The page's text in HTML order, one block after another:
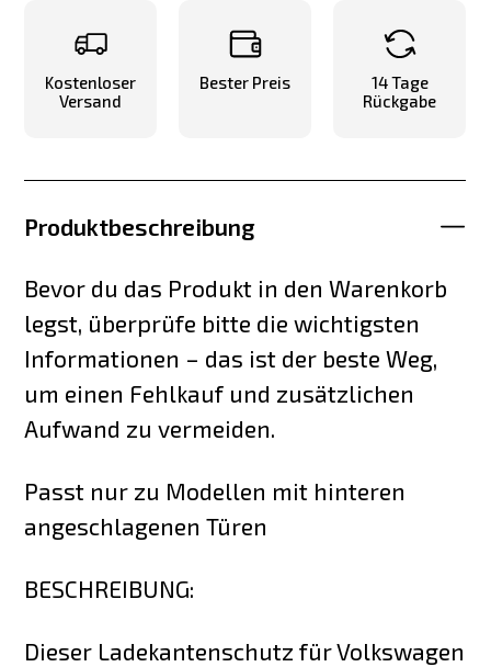
Kostenloser
Versand
Bester Preis
14 Tage
Rückgabe
Produktbeschreibung
Bevor du das Produkt in den Warenkorb
legst, überprüfe bitte die wichtigsten
Informationen – das ist der beste Weg,
um einen Fehlkauf und zusätzlichen
Aufwand zu vermeiden.
Passt nur zu Modellen mit hinteren
angeschlagenen Türen
BESCHREIBUNG:
Dieser Ladekantenschutz für Volkswagen